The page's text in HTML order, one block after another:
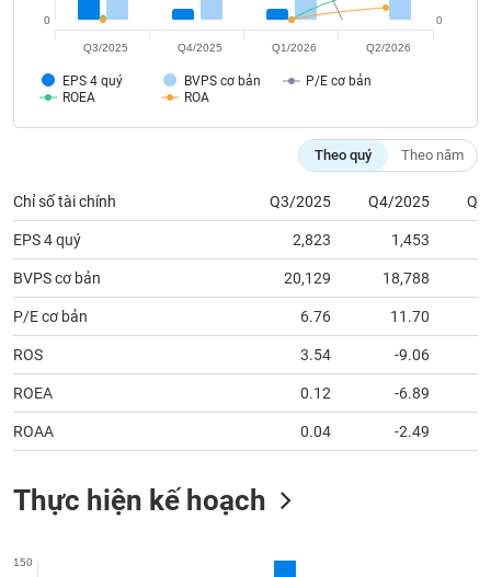
EPS 4 quý BVPS cơ bản
P/E cơ bản
ROEA
ROA
0 0
Q3/2025 Q4/2025 Q1/2026 Q2/2026
Theo quý Theo năm
Chỉ số tài chính Q3/2025 Q4/2025
EPS 4 quý 2,823 1,453
BVPS cơ bản 20,129 18,788
P/E cơ bản 6.76 11.70
ROS 3.54 -9.06
ROEA 0.12 -6.89
ROAA 0.04 -2.49
Thực hiện kế hoạch
150